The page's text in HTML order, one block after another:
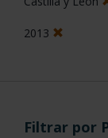
2013
Filtrar por